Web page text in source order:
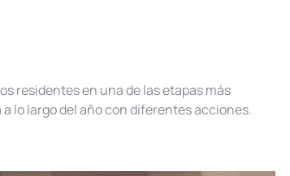
residentes en una de las etapas más
lo largo del año con diferentes acciones.